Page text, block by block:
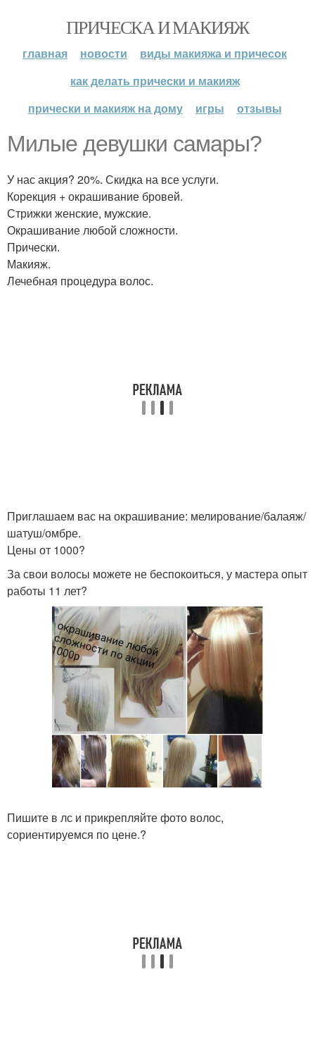
ПРИЧЕСКА И МАКИЯЖ
главная новости
виды макияжа и причесок
как делать прически и макияж
прически и макияж на дому
игры отзывы
Милые девушки самары?
У нас акция? 20%. Скидка на все услуги.
Корекция + окрашивание бровей.
Стрижки женские, мужские.
Окрашивание любой сложности.
Прически.
Макияж.
Лечебная процедура волос.
Приглашаем вас на окрашивание: мелирование/балаяж/
шатуш/омбре.
Цены от 1000?
За свои волосы можете не беспокоиться, у мастера опыт
работы 11 лет?
Пишите в лс и прикрепляйте фото волос,
сориентируемся по цене.?